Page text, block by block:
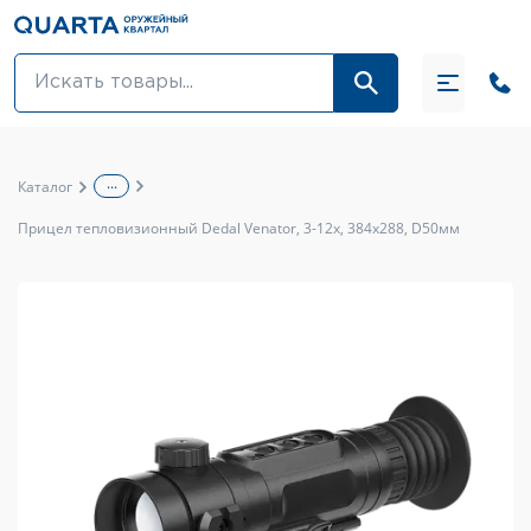
Оптовикам
Тюнинг оружия и ЗИП
Обувь
Каталог ...
Прицел тепловизионный Dedal Venator, 3-12x, 384x288, D50мм